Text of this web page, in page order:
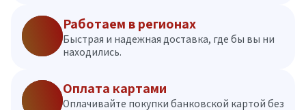
Работаем в регионах
Быстрая и надежная доставка, где бы вы ни
находились.
Оплата картами
Оплачивайте покупки банковской картой без